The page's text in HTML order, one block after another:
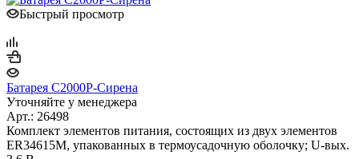
Быстрый просмотр
Батарея С2000Р-Сирена
Уточняйте у менеджера
Арт.: 26498
Комплект элементов питания, состоящих из двух элементов
ER34615M, упакованных в термоусадочную оболочку; U-вых.